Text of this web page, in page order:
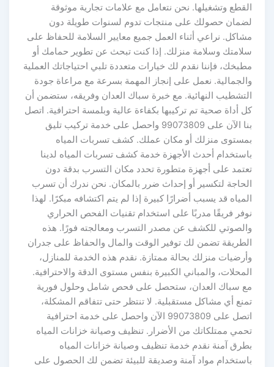
القطع وتشغيلها. نحن نتعامل مع علامات تجارية موثوقة
لضمان حصولك على منتجات تدوم لسنوات طويلة دون
مشاكل. نراعي أثناء العمل جميع معايير السلامة للحفاظ على
سلامتك وسلامة منزلك. إذا كنت تبحث عن تطوير حمامك أو
مطبخك، فإننا نقدم لك خيارات متعددة تلبي احتياجاتك العملية
والجمالية. نعمل على إنجاز المهمة بسرعة مع مراعاة جودة
التشطيب النهائية. مع خبرة سباك العدان وفريقه، ستضمن أن
كل أداة صحية تم تركيبها بكفاءة عالية وبلمسة احترافية. اتصل
بنا الآن على 99073809 واحصل على خدمة تركيب تليق
بمستوى منزلك أو مكان عملك. كشف تسربات المياه
باستخدام أحدث الأجهزة خدمة كشف تسربات المياه لدينا
تعتمد على أجهزة متطورة تحدد مكان التسرب بدقة دون
الحاجة لتكسير أو إحداث ضرر بالمكان. نحن ندرك أن تسرب
المياه قد يسبب أضرارًا كبيرة إذا لم يتم اكتشافه مبكرًا. لهذا
نوفر فريقًا مدربًا على استخدام تقنيات الفحص الحراري
والصوتي للكشف عن مصدر التسرب ومعالجته فورًا. هذه
الطريقة تضمن لك توفير الوقت والمال والحفاظ على جدران
وأرضيات منزلك بحالة ممتازة. نقدم هذه الخدمة للمنازل،
المحلات، والمباني الكبيرة بنفس مستوى الدقة والاحترافية.
مع سباك العدان، ستحصل على فحص شامل وحلول فورية
تمنع أي مشاكل مستقبلية. لا تنتظر حتى تتفاقم المشكلة،
اتصل على 99073809 الآن واحصل على خدمة احترافية
تحمي ممتلكاتك من الأضرار. تنظيف وصيانة خزانات المياه
بطرق آمنة نقدم خدمة تنظيف وصيانة خزانات المياه
باستخدام مواد آمنة وصديقة للبيئة تضمن لك الحصول على